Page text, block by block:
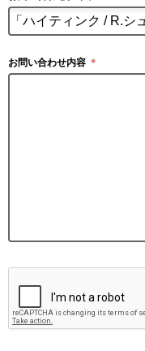
お問い合わせ内容 ＊